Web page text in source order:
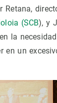
(SCB), y
la
en un